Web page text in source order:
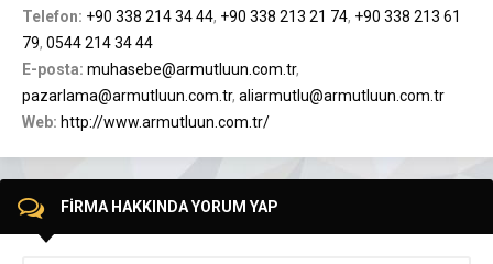
Telefon: +90 338 214 34 44, +90 338 213 21 74, +90 338 213 61
79, 0544 214 34 44
E-posta: muhasebe@armutluun.com.tr,
pazarlama@armutluun.com.tr, aliarmutlu@armutluun.com.tr
Web: http://www.armutluun.com.tr/
FİRMA HAKKINDA YORUM YAP